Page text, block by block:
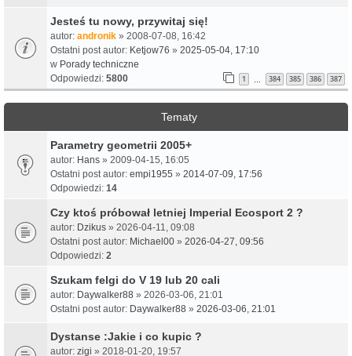
Jesteś tu nowy, przywitaj się!
autor: andronik » 2008-07-08, 16:42
Ostatni post autor: Ketjow76 » 2025-05-04, 17:10
w Porady techniczne
Odpowiedzi: 5800 1 384 385 386 387
Tematy
Parametry geometrii 2005+
autor: Hans » 2009-04-15, 16:05
Ostatni post autor: empi1955 » 2014-07-09, 17:56
Odpowiedzi: 14
Czy ktoś próbował letniej Imperial Ecosport 2 ?
autor: Dzikus » 2026-04-11, 09:08
Ostatni post autor: Michael00 » 2026-04-27, 09:56
Odpowiedzi: 2
Szukam felgi do V 19 lub 20 cali
autor: Daywalker88 » 2026-03-06, 21:01
Ostatni post autor: Daywalker88 » 2026-03-06, 21:01
Dystanse :Jakie i co kupic ?
autor: zigi » 2018-01-20, 19:57